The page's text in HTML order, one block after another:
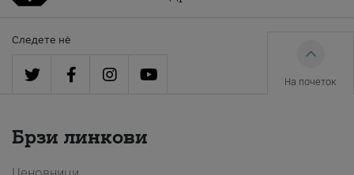
Следете нè
На почеток
Брзи линкови